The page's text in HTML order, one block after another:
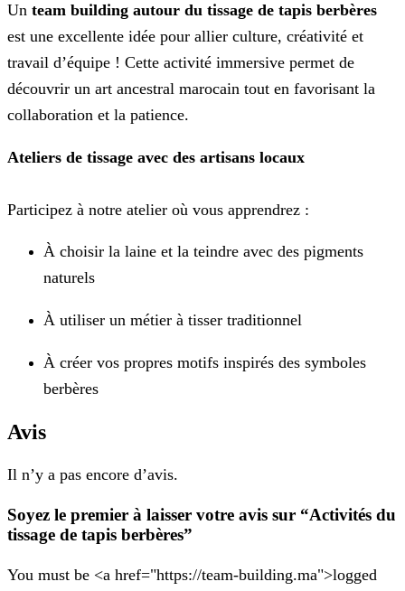
Un team building autour du tissage de tapis berbères
est une excellente idée pour allier culture, créativité et
travail d’équipe ! Cette activité immersive permet de
découvrir un art ancestral marocain tout en favorisant la
collaboration et la patience.
Ateliers de tissage avec des artisans locaux
Participez à notre atelier où vous apprendrez :
À choisir la laine et la teindre avec des pigments
naturels
À utiliser un métier à tisser traditionnel
À créer vos propres motifs inspirés des symboles
berbères
Avis
Il n’y a pas encore d’avis.
Soyez le premier à laisser votre avis sur “Activités du
tissage de tapis berbères”
You must be <a href="https://team-building.ma">logged